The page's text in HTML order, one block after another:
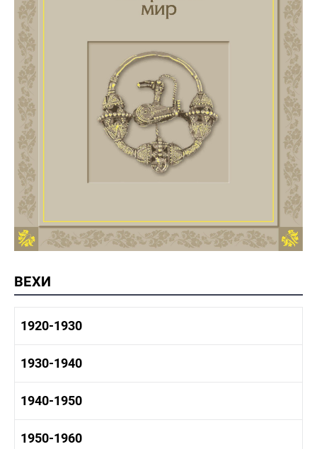
ВЕХИ
1920-1930
1920-1930 история
1920-1930 культура
1930-1940
1930-1940 история
1930-1940 культура
1940-1950
1940-1950 быт
1950-1960